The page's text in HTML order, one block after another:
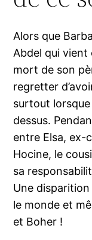
Alors que
Abdel qui vient
mort de son
regretter
surtout
dessus.
entre Elsa, ex-
Hocine, le
sa
Une
le monde et
et Boher !